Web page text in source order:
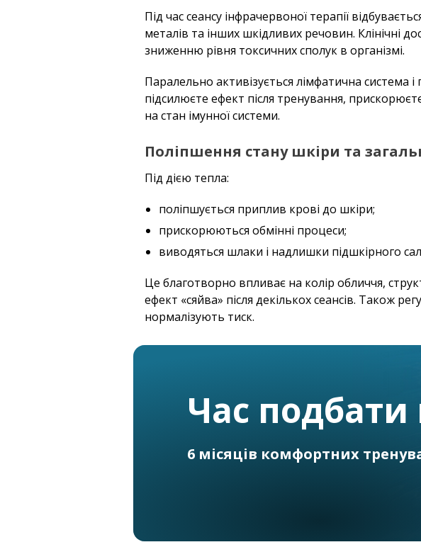
Під час сеансу інфрачервоної терапії
металів та інших шкідливих речовин. Клінічні
зниженню рівня токсичних сполук в організмі.
Паралельно активізується лімфатична система
підсилюєте ефект після тренування,
на стан імунної системи.
Поліпшення стану шкіри та
Під дією тепла:
поліпшується приплив крові до шкіри;
прискорюються обмінні процеси;
виводяться шлаки і надлишки підшкірного
Це благотворно впливає на колір обличчя,
ефект «сяйва» після декількох сеансів. Також
нормалізують тиск.
Час подбати
6 місяців комфортних